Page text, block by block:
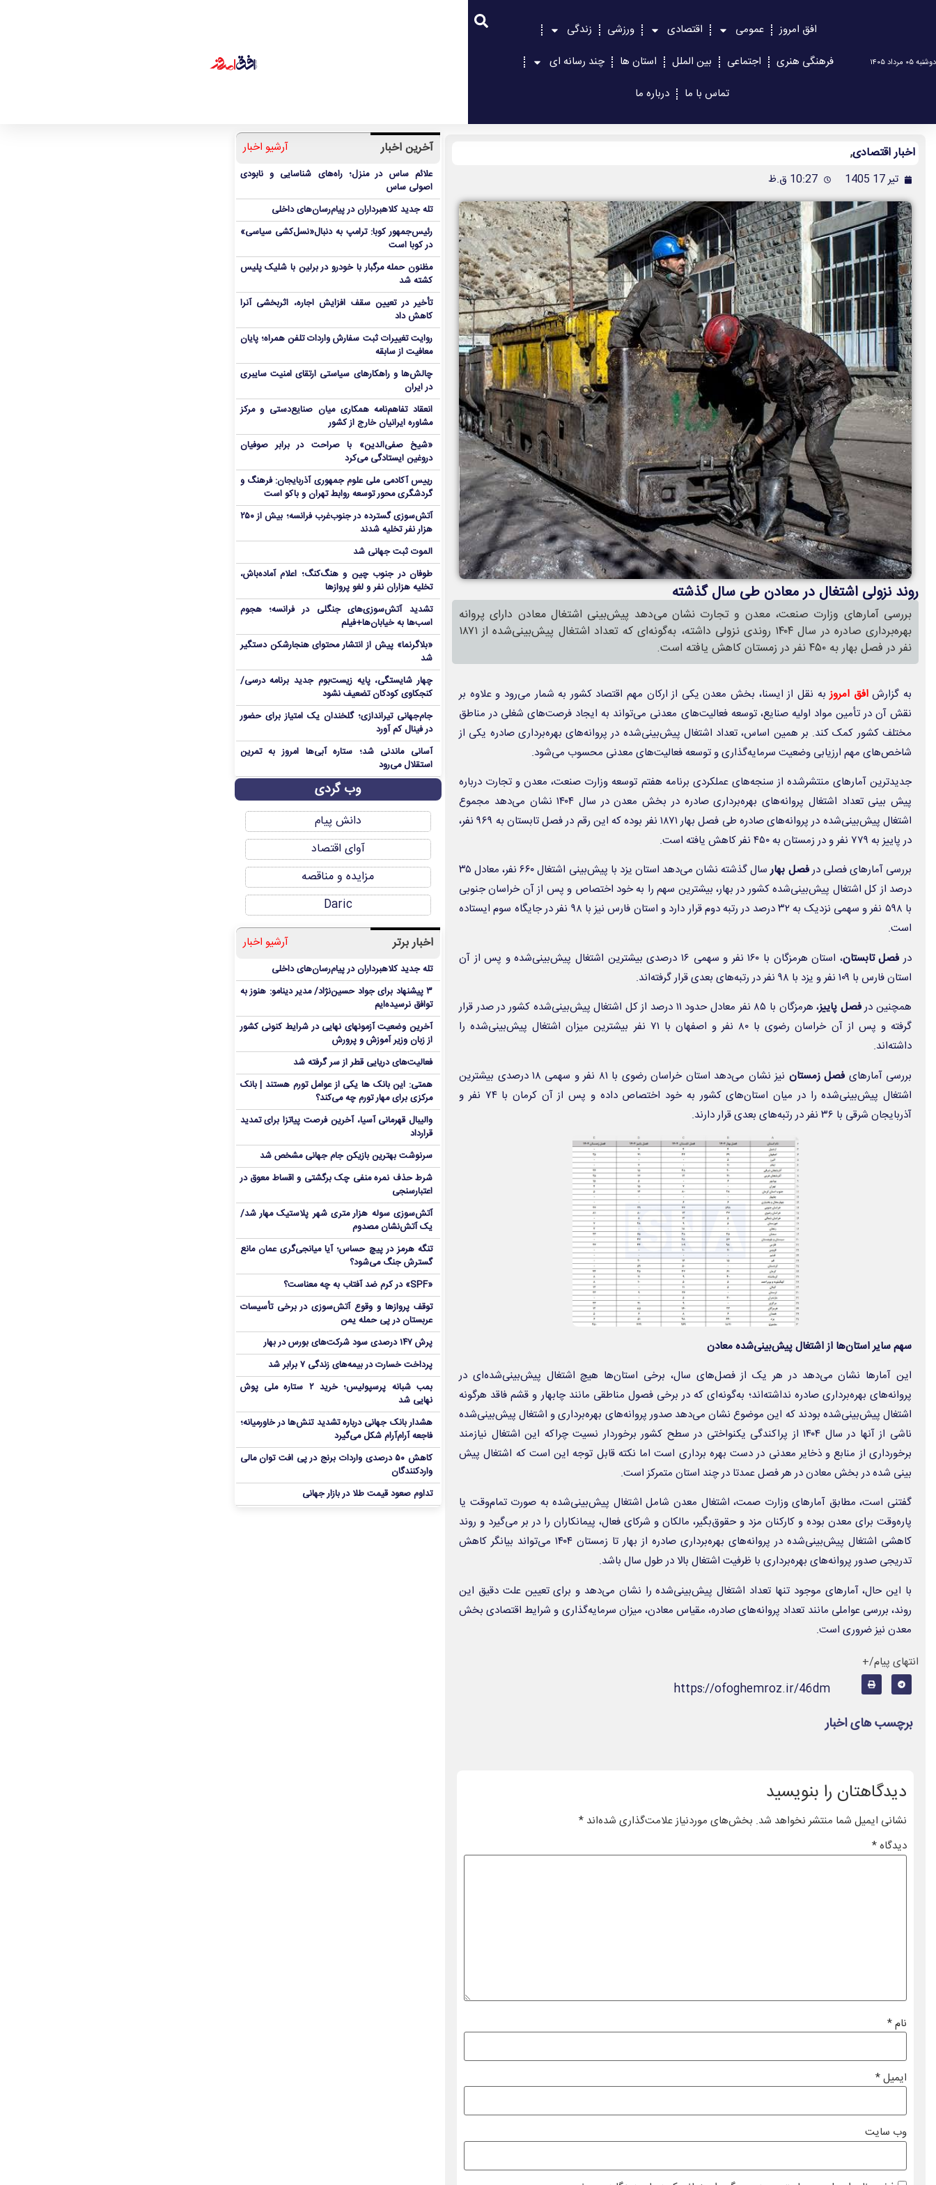
دوشنبه ۰۵ مرداد ۱۴۰۵
افق امروز عمومی اقتصادی ورزشی
زندگی
فرهنگی هنری
اجتماعی بین الملل استان ها
چند رسانه ای
تماس با ما
درباره ما
اخبار اقتصادی,
تیر 17 1405 10:27 ق.ظ
روند نزولی اشتغال در معادن طی سال گذشته
بررسی آمارهای وزارت صنعت، معدن و تجارت نشان می‌دهد پیش‌بینی اشتغال معادن دارای پروانه
بهره‌برداری صادره در سال ۱۴۰۴ روندی نزولی داشته، به‌گونه‌ای که تعداد اشتغال پیش‌بینی‌شده از ۱۸۷۱
نفر در فصل بهار به ۴۵۰ نفر در زمستان کاهش یافته است.
به گزارشافق امروزبه نقل از ایسنا، بخش معدن یکی از ارکان مهم اقتصاد کشور به شمار می‌رود و علاوه بر
نقش آن در تأمین مواد اولیه صنایع، توسعه فعالیت‌های معدنی می‌تواند به ایجاد فرصت‌های شغلی در مناطق
مختلف کشور کمک کند. بر همین اساس، تعداد اشتغال پیش‌بینی‌شده در پروانه‌های بهره‌برداری صادره یکی از
شاخص‌های مهم ارزیابی وضعیت سرمایه‌گذاری و توسعه فعالیت‌های معدنی محسوب می‌شود.
جدیدترین آمارهای منتشرشده از سنجه‌های عملکردی برنامه هفتم توسعه وزارت صنعت، معدن و تجارت درباره
پیش بینی تعداد اشتغال پروانه‌های بهره‌برداری صادره در بخش معدن در سال ۱۴۰۴ نشان می‌دهد مجموع
اشتغال پیش‌بینی‌شده در پروانه‌های صادره طی فصل بهار ۱۸۷۱ نفر بوده که این رقم در فصل تابستان به ۹۶۹ نفر،
در پاییز به ۷۷۹ نفر و در زمستان به ۴۵۰ نفر کاهش یافته است.
بررسی آمارهای فصلی درفصل بهار
سال گذشته نشان می‌دهد استان یزد با پیش‌بینی اشتغال ۶۶۰ نفر، معادل ۳۵
درصد از کل اشتغال پیش‌بینی‌شده کشور در بهار، بیشترین سهم را به خود اختصاص و پس از آن خراسان جنوبی
با ۵۹۸ نفر و سهمی نزدیک به ۳۲ درصد در رتبه دوم قرار دارد و استان فارس نیز با ۹۸ نفر در جایگاه سوم ایستاده
است.
در فصل تابستان
، استان هرمزگان با ۱۶۰ نفر و سهمی ۱۶ درصدی بیشترین اشتغال پیش‌بینی‌شده و پس از آن
استان فارس با ۱۰۹ نفر و یزد با ۹۸ نفر در رتبه‌های بعدی قرار گرفته‌اند.
همچنین درفصل پاییز
، هرمزگان با ۸۵ نفر معادل حدود ۱۱ درصد از کل اشتغال پیش‌بینی‌شده کشور در صدر قرار
گرفته و پس از آن خراسان رضوی با ۸۰ نفر و اصفهان با ۷۱ نفر بیشترین میزان اشتغال پیش‌بینی‌شده را
داشته‌اند.
بررسی آمارهای فصل زمستان
نیز نشان می‌دهد استان خراسان رضوی با ۸۱ نفر و سهمی ۱۸ درصدی بیشترین
اشتغال پیش‌بینی‌شده را در میان استان‌های کشور به خود اختصاص داده و پس از آن کرمان با ۷۴ نفر و
آذربایجان شرقی با ۳۶ نفر در رتبه‌های بعدی قرار دارند.
سهم سایر استان‌ها از اشتغال پیش‌بینی‌شده معادن
این آمارها نشان می‌دهد در هر یک از فصل‌های سال، برخی استان‌ها هیچ اشتغال پیش‌بینی‌شده‌ای در
پروانه‌های بهره‌برداری صادره نداشته‌اند؛ به‌گونه‌ای که در برخی فصول مناطقی مانند چابهار و قشم فاقد هرگونه
اشتغال پیش‌بینی‌شده بودند که این موضوع نشان می‌دهد صدور پروانه‌های بهره‌برداری و اشتغال پیش‌بینی‌شده
ناشی از آنها در سال ۱۴۰۴ از پراکندگی یکنواختی در سطح کشور برخوردار نسیت چراکه این اشتغال نیازمند
برخورداری از منابع و ذخایر معدنی در دست بهره برداری است اما نکته قابل توجه این است که اشتغال پیش
بینی شده در بخش معادن در هر فصل عمدتا در چند استان متمرکز است.
گفتنی است، مطابق آمارهای وزارت صمت، اشتغال معدن شامل اشتغال پیش‌بینی‌شده به صورت تمام‌وقت یا
پاره‌وقت برای معدن بوده و کارکنان مزد و حقوق‌بگیر، مالکان و شرکای فعال، پیمانکاران را در بر می‌گیرد و روند
کاهشی اشتغال پیش‌بینی‌شده در پروانه‌های بهره‌برداری صادره از بهار تا زمستان ۱۴۰۴ می‌تواند بیانگر کاهش
تدریجی صدور پروانه‌های بهره‌برداری با ظرفیت اشتغال بالا در طول سال باشد.
با این حال، آمارهای موجود تنها تعداد اشتغال پیش‌بینی‌شده را نشان می‌دهد و برای تعیین علت دقیق این
روند، بررسی عواملی مانند تعداد پروانه‌های صادره، مقیاس معادن، میزان سرمایه‌گذاری و شرایط اقتصادی بخش
معدن نیز ضروری است.
انتهای پیام/+
https://ofoghemroz.ir/46dm
برچسب های اخبار
دیدگاهتان را بنویسید
نشانی ایمیل شما منتشر نخواهد شد. بخش‌های موردنیاز علامت‌گذاری شده‌اند*
دیدگاه*
نام*
ایمیل*
وب‌ سایت
آخرین اخبار آرشیو اخبار
علائم ساس در منزل؛ راه‌های شناسایی و نابودی
اصولی ساس
تله جدید کلاهبرداران در پیام‌رسان‌های داخلی
رئیس‌جمهور کوبا: ترامپ به دنبال«نسل‌کشی سیاسی»
در کوبا است
مظنون حمله مرگبار با خودرو در برلین با شلیک پلیس
کشته شد
تأخیر در تعیین سقف افزایش اجاره، اثربخشی آنرا
کاهش داد
روایت تغییرات ثبت سفارش واردات تلفن همراه؛ پایان
معافیت از سابقه
چالش‌ها و راهکارهای سیاستی ارتقای امنیت سایبری
در ایران
انعقاد تفاهم‌نامه همکاری میان صنایع‌دستی و مرکز
مشاوره ایرانیان خارج از کشور
«شیخ صفی‌الدین» با صراحت در برابر صوفیان
دروغین ایستادگی می‌کرد
رییس آکادمی ملی علوم جمهوری آذربایجان: فرهنگ و
گردشگری محور توسعه روابط تهران و باکو است
آتش‌سوزی گسترده در جنوب‌غرب فرانسه؛ بیش از ۲۵۰
هزار نفر تخلیه شدند
الموت ثبت جهانی شد
طوفان در جنوب چین و هنگ‌کنگ؛ اعلام آماده‌باش،
تخلیه هزاران نفر و لغو پروازها
تشدید آتش‌سوزی‌های جنگلی در فرانسه؛ هجوم
اسب‌ها به خیابان‌ها+فیلم
«بلاگرنما» پیش از انتشار محتوای هنجارشکن دستگیر
شد
چهار شایستگی، پایه زیست‌بوم جدید برنامه درسی/
کنجکاوی کودکان تضعیف نشود
جام‌جهانی تیراندازی؛ گلخندان یک امتیاز برای حضور
در فینال کم آورد
آسانی ماندنی شد؛ ستاره آبی‌ها امروز به تمرین
استقلال می‌رود
وب گردی
دانش پیام
آوای اقتصاد
مزایده و مناقصه
Daric
اخبار برتر آرشیو اخبار
تله جدید کلاهبرداران در پیام‌رسان‌های داخلی
۳ پیشنهاد برای جواد حسین‌نژاد/ مدیر دینامو: هنوز به
توافق نرسیده‌ایم
آخرین وضعیت آزمونهای نهایی در شرایط کنونی کشور
از زبان وزیر آموزش و پرورش
فعالیت‌های دریایی قطر از سر گرفته شد
همتی: این بانک ها یکی از عوامل تورم هستند | بانک
مرکزی برای مهار تورم چه می‌کند؟
والیبال قهرمانی آسیا، آخرین فرصت پیاتزا برای تمدید
قرارداد
سرنوشت بهترین بازیکن جام جهانی مشخص شد
شرط حذف نمره منفی چک برگشتی و اقساط معوق در
اعتبارسنجی
آتش‌سوزی سوله هزار متری شهر پلاستیک مهار شد/
یک آتش‌نشان مصدوم
تنگه هرمز در پیچ حساس؛ آیا میانجی‌گری عمان مانع
گسترش جنگ می‌شود؟
«SPF» در کرم ضد آفتاب به چه معناست؟
توقف پروازها و وقوع آتش‌سوزی در برخی تأسیسات
عربستان در پی حمله یمن
پرش ۱۴۷ درصدی سود شرکت‌های بورس در بهار
پرداخت خسارت در بیمه‌های زندگی ۷ برابر شد
بمب شبانه پرسپولیس؛ خرید ۲ ستاره ملی پوش
نهایی شد
هشدار بانک جهانی درباره تشدید تنش‌ها در خاورمیانه؛
فاجعه آرام‌آرام شکل می‌گیرد
کاهش ۵۰ درصدی واردات برنج در پی افت توان مالی
واردکنندگان
تداوم صعود قیمت طلا در بازار جهانی